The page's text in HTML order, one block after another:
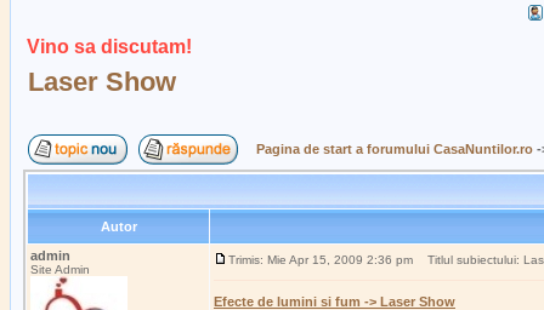
Vino sa discutam!
Laser Show
Pagina de start a forumului CasaNuntilor.ro
Autor
admin
Site Admin
Trimis: Mie Apr 15, 2009 2:36 pm Titlul subiectului:
Efecte de lumini si fum -> Laser Show